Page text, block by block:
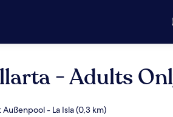
- Adults
- La Isla (0,3 km)